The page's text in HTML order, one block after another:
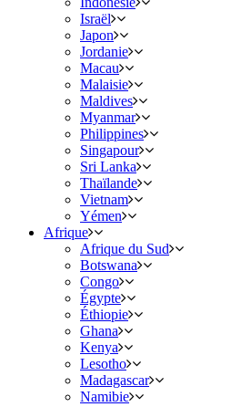
Israël
Japon
Jordanie
Macau
Malaisie
Maldives
Myanmar
Philippines
Singapour
Sri Lanka
Thaïlande
Vietnam
Yémen
Afrique
Afrique du Sud
Botswana
Congo
Égypte
Éthiopie
Ghana
Kenya
Lesotho
Madagascar
Namibie